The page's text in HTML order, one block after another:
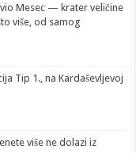
Mesec — krater veličine
više, od samog
Tip 1., na Kardaševljevoj
više ne dolazi iz